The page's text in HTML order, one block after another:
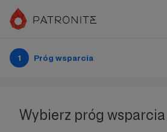
1 Próg wsparcia
Wybierz próg wsparcia